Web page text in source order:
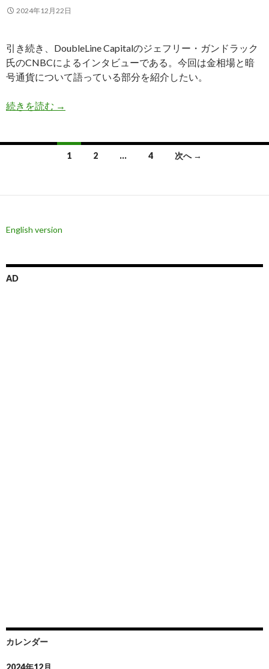
2024年12月22日
引き続き、DoubleLine Capitalのジェフリー・ガンドラック
氏のCNBCによるインタビューである。今回は金相場と暗
号通貨について語っている部分を紹介したい。
続きを読む ガンドラック氏: ゴールドとビットコインの上げ
→
ナ
ゲ
ー
シ
1 2 … 4 次へ →
English version
AD
カレンダー
2024年12月